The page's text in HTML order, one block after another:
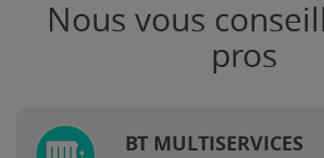
Nous vous
pros
BT MULTISERVICES